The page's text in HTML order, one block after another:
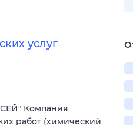
услуг
Компания
работ (химический